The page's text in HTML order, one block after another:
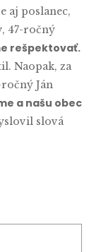
aj poslanec,
47-ročný
rešpektovať.
Naopak, za
Ján
a našu obec
slová